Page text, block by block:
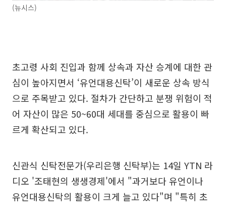
(뉴시스)
초고령 사회 진입과 함께 상속과 자산 승계에 대한 관
심이 높아지면서 ‘유언대용신탁’이 새로운 상속 방식
으로 주목받고 있다. 절차가 간단하고 분쟁 위험이 적
어 자산이 많은 50~60대 세대를 중심으로 활용이 빠
르게 확산되고 있다.
신관식 신탁전문가(우리은행 신탁부)는 14일 YTN 라
디오 '조태현의 생생경제'에서 "과거보다 유언이나
유언대용신탁의 활용이 크게 늘고 있다"며 "특히 초